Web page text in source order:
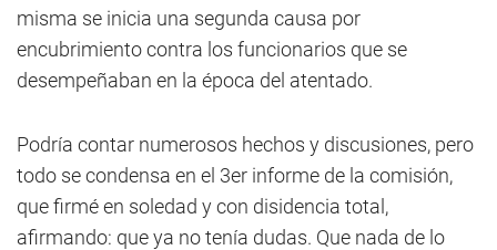
misma se inicia una segunda causa por
encubrimiento contra los funcionarios que se
desempeñaban en la época del atentado.
Podría contar numerosos hechos y discusiones, pero
todo se condensa en el 3er informe de la comisión,
que firmé en soledad y con disidencia total,
afirmando: que ya no tenía dudas. Que nada de lo